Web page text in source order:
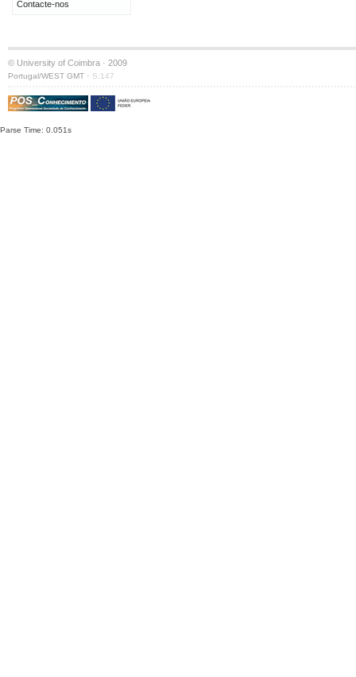
Contacte-nos
© University of Coimbra · 2009
Portugal/WEST GMT · S:147
Parse Time: 0.051s